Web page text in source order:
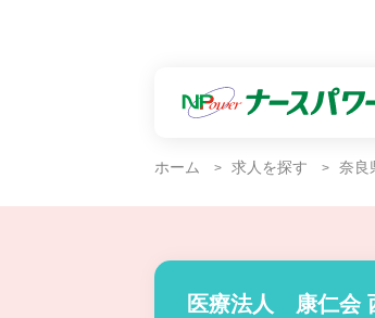
ホーム 求人を探す 奈良
医療法人 康仁会